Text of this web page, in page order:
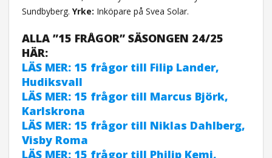
Sundbyberg. Yrke: Inköpare på Svea Solar.
ALLA ”15 FRÅGOR” SÄSONGEN 24/25
HÄR:
LÄS MER: 15 frågor till Filip Lander,
Hudiksvall
LÄS MER: 15 frågor till Marcus Björk,
Karlskrona
LÄS MER: 15 frågor till Niklas Dahlberg,
Visby Roma
LÄS MER: 15 frågor till Philip Kemi,